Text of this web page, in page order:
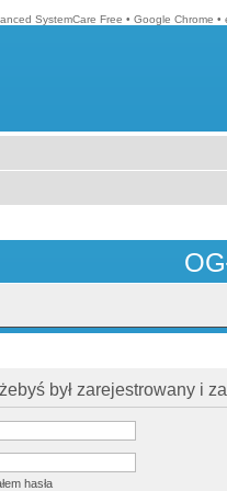
SystemCare Free • Google Chrome •
był zarejestrowany i
hasła